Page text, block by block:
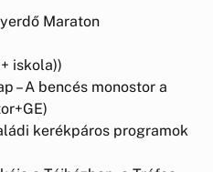
Maraton
iskola))
– A bencés monostor a
kerékpáros programok